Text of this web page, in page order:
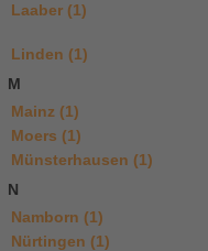
Laaber (1)
Linden (1)
M
Mainz (1)
Moers (1)
Münsterhausen (1)
N
Namborn (1)
Nürtingen (1)